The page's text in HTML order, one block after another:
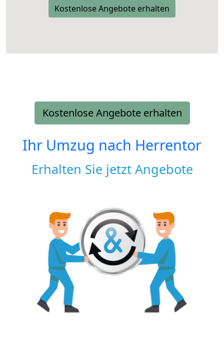
Kostenlose Angebote erhalten
Kostenlose Angebote erhalten
Ihr Umzug nach Herrentor
Erhalten Sie jetzt Angebote